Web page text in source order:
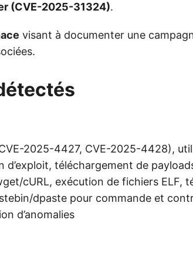
(CVE-2025-31324).
visant à documenter une
2025-4427, CVE-2025-4428),
d’exploit, téléchargement de
cURL, exécution de fichiers ELF,
dpaste pour commande et
d’anomalies